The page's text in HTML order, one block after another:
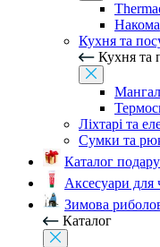
Кухня та
Кухня та
Ліхтарі та
Сумки та
Каталог
Аксесуари для
Зимова
Каталог